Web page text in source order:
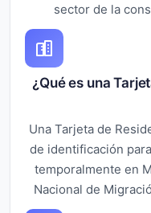
sector de la
¿Qué es una
Una Tarjeta de
de identificación
temporalmente en
Nacional de